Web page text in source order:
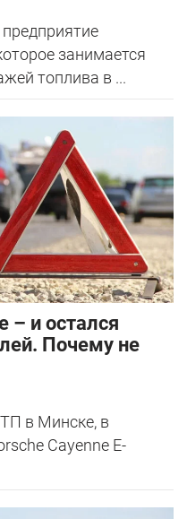
занимается
топлива в ...
– и остался
Почему не
в Минске, в
Cayenne E-